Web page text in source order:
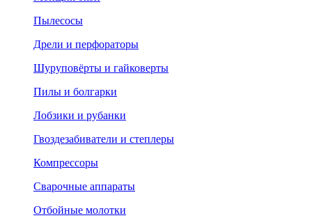
Пылесосы
Дрели и перфораторы
Шуруповёрты и гайковерты
Пилы и болгарки
Лобзики и рубанки
Гвоздезабиватели и степлеры
Компрессоры
Сварочные аппараты
Отбойные молотки